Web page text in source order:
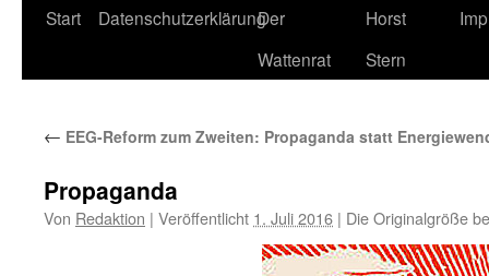
Start DatenschutzerklärungDer
Wattenrat
Horst
Stern
← EEG-Reform zum Zweiten: Propaganda statt
Propaganda
Von Redaktion | Veröffentlicht 1. Juli 2016 | Die Originalgröße